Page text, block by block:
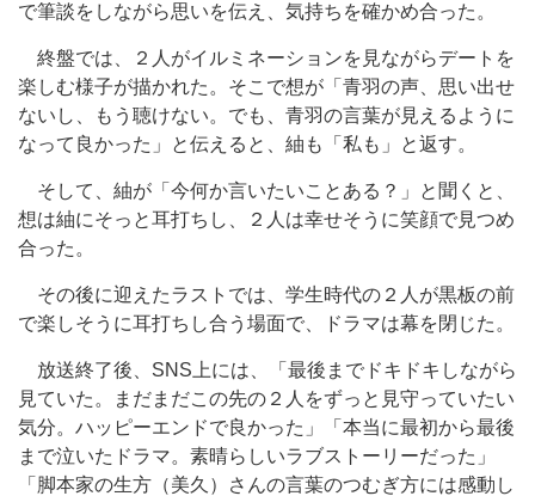
で筆談をしながら思いを伝え、気持ちを確かめ合った。
終盤では、２人がイルミネーションを見ながらデートを
楽しむ様子が描かれた。そこで想が「青羽の声、思い出せ
ないし、もう聴けない。でも、青羽の言葉が見えるように
なって良かった」と伝えると、紬も「私も」と返す。
そして、紬が「今何か言いたいことある？」と聞くと、
想は紬にそっと耳打ちし、２人は幸せそうに笑顔で見つめ
合った。
その後に迎えたラストでは、学生時代の２人が黒板の前
で楽しそうに耳打ちし合う場面で、ドラマは幕を閉じた。
放送終了後、SNS上には、「最後までドキドキしながら
見ていた。まだまだこの先の２人をずっと見守っていたい
気分。ハッピーエンドで良かった」「本当に最初から最後
まで泣いたドラマ。素晴らしいラブストーリーだった」
「脚本家の生方（美久）さんの言葉のつむぎ方には感動し